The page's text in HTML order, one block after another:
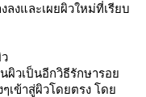
ลงและเผยผิวใหม่ที่เรียบ
ผิวเป็นอีกวิธีรักษารอย
เข้าสู่ผิวโดยตรง โดย